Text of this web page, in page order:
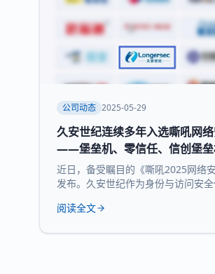
公司动态 2025-05-29
久安世纪连续多年入选嘶吼网
——堡垒机、零信任、信创堡垒
权威认可
近日，备受瞩目的《嘶吼2025网络
发布。久安世纪作为身份与访问安
实力入选 堡垒机、零信任、信创堡
阅读全文